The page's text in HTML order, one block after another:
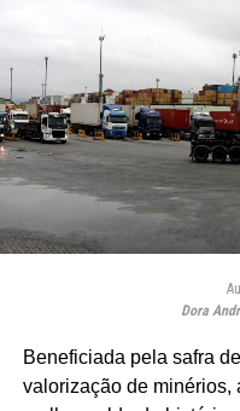
Dora
Beneficiada pela safra
valorização de minérios,